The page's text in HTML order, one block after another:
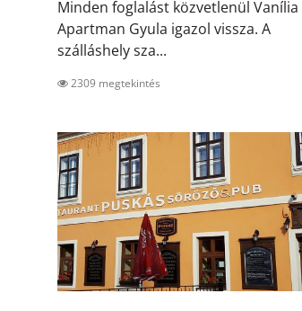
Minden foglalást közvetlenül Vanília
Apartman Gyula igazol vissza. A
szálláshely sza...
2309 megtekintés